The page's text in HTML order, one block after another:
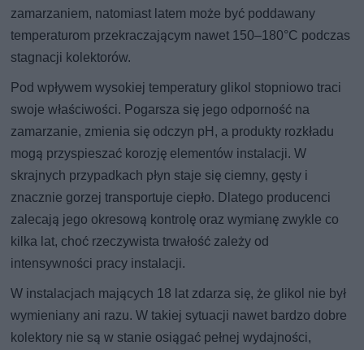
zamarzaniem, natomiast latem może być poddawany
temperaturom przekraczającym nawet 150–180°C podczas
stagnacji kolektorów.
Pod wpływem wysokiej temperatury glikol stopniowo traci
swoje właściwości. Pogarsza się jego odporność na
zamarzanie, zmienia się odczyn pH, a produkty rozkładu
mogą przyspieszać korozję elementów instalacji. W
skrajnych przypadkach płyn staje się ciemny, gęsty i
znacznie gorzej transportuje ciepło. Dlatego producenci
zalecają jego okresową kontrolę oraz wymianę zwykle co
kilka lat, choć rzeczywista trwałość zależy od
intensywności pracy instalacji.
W instalacjach mających 18 lat zdarza się, że glikol nie był
wymieniany ani razu. W takiej sytuacji nawet bardzo dobre
kolektory nie są w stanie osiągać pełnej wydajności,